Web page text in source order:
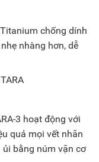
chống dính
nhàng hơn, dễ
3 hoạt động với
quả mọi vết nhăn
bằng núm vặn cơ